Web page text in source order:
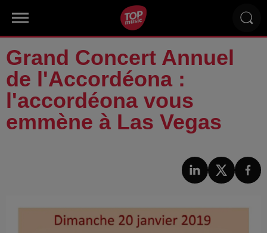
Grand Concert Annuel
de l'Accordéona :
l'accordéona vous
emmène à Las Vegas